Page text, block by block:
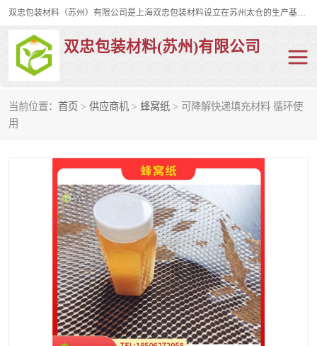
双忠包装材料（苏州）有限公司是上海双忠包装材料设立在苏州太仓的生产基地，占地约2万平米，产品主要有打孔缠绕膜，拉伸蜂窝纸，集装箱充气袋，滑托板，打包带，裹包网兜，防滑纸等箱体和托盘的运输和保护性包材。固永包材®，GooYon Pack®，是我们保护性包装材料的专属品牌。
双忠包装材料(苏州)有限公司
当前位置： 首页 > 供应商机 > 蜂窝纸 > 可降解快递填充材料 循环使
用
裹包网兜 纤维打包带
充气袋
缠绕膜
托盘裹包网兜
托盘捆绑带